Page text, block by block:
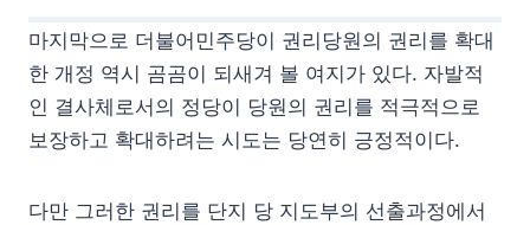
마지막으로 더불어민주당이 권리당원의 권리를 확대
한 개정 역시 곰곰이 되새겨 볼 여지가 있다. 자발적
인 결사체로서의 정당이 당원의 권리를 적극적으로
보장하고 확대하려는 시도는 당연히 긍정적이다.
다만 그러한 권리를 단지 당 지도부의 선출과정에서